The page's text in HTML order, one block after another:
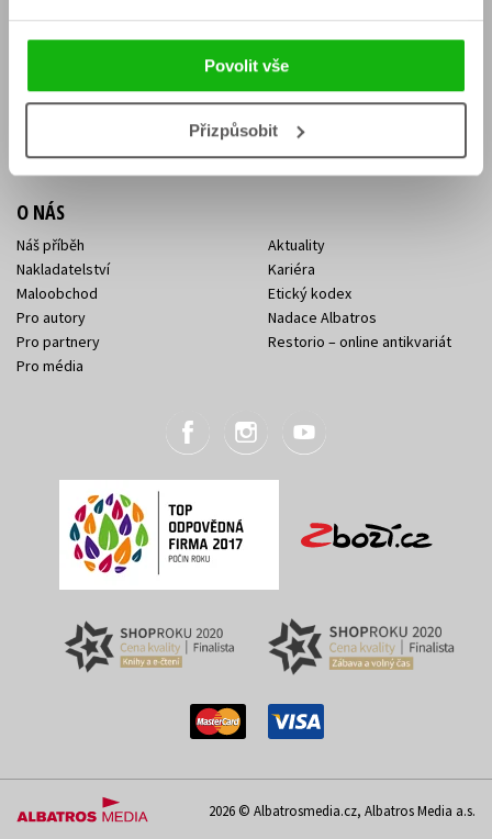
Povolit vše
Přizpůsobit
KONTAKTY
Sídlo společnosti
Kontakty Albatros Media
O NÁS
Náš příběh
Nakladatelství
Maloobchod
Pro autory
Pro partnery
Pro média
Aktuality
Kariéra
Etický kodex
Nadace Albatros
Restorio – online antikvariát
2026 © Albatrosmedia.cz, Albatros Media a.s.